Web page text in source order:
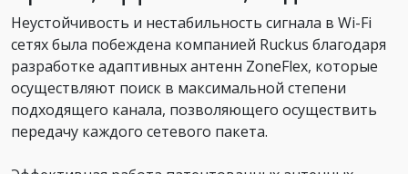
Неустойчивость и нестабильность сигнала в Wi-Fi
сетях была побеждена компанией Ruckus благодаря
разработке адаптивных антенн ZoneFlex, которые
осуществляют поиск в максимальной степени
подходящего канала, позволяющего осуществить
передачу каждого сетевого пакета.